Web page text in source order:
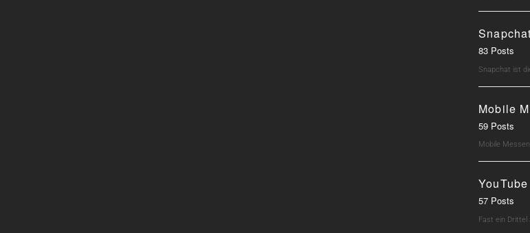
Snapchat
83 Posts
Snapchat ist
Mobile
59 Posts
Mobile
YouTube
57 Posts
Fast ein Drittel